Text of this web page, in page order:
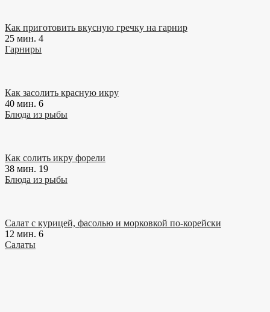
Как приготовить вкусную гречку на гарнир
25 мин. 4
Гарниры
Как засолить красную икру
40 мин. 6
Блюда из рыбы
Как солить икру форели
38 мин. 19
Блюда из рыбы
Салат с курицей, фасолью и морковкой по-корейски
12 мин. 6
Салаты